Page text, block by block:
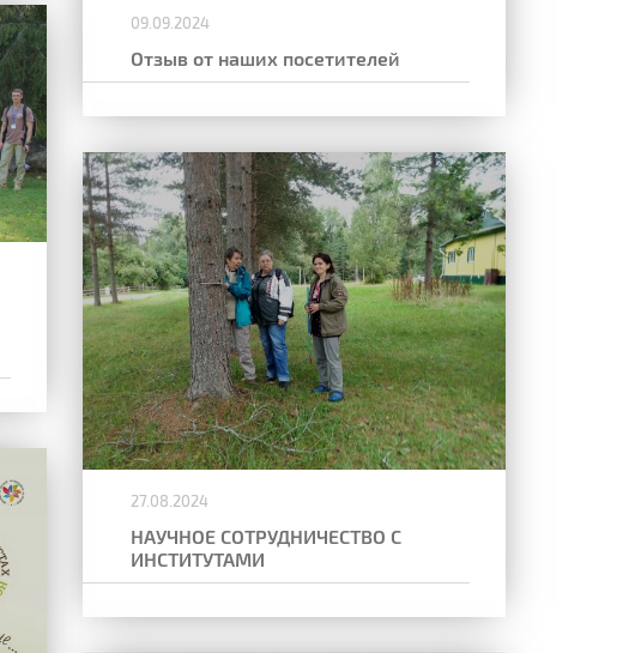
09.09.2024
Отзыв от наших посетителей
27.08.2024
НАУЧНОЕ СОТРУДНИЧЕСТВО С
ИНСТИТУТАМИ